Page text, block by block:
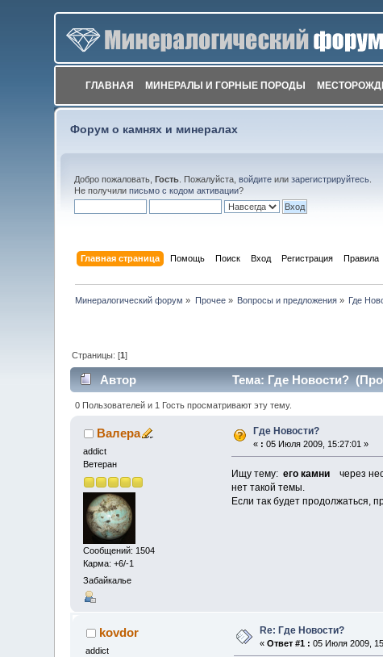
ГЛАВНАЯ МИНЕРАЛЫ И ГОРНЫЕ ПОРОДЫ
Форум о камнях и минералах
Добро пожаловать,Гость . Пожалуйста,войдите илизарегистрируйтесь
Не получилиписьмо с кодом активации?
Главная страница Помощь Поиск Вход Регистрация Правила
Минералогический форум » Прочее» Вопросы и предложения » Где
Страницы: [1]
Автор Тема: Где Новости?
0 Пользователей и 1 Гость просматривают эту тему.
Валера
addict
Ветеран
Сообщений: 1504
Карма: +6/-1
Забайкалье
Где Новости?
« : 05 Июля 2009, 15:27:01 »
Ищу тему: его камни через
нет такой темы.
Если так будет продолжаться,
kovdor
addict
Re: Где Новости?
«Ответ #1 : 05 Июля 2009,